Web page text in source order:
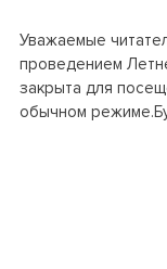
Уважаемые
проведением
закрыта для
обычном